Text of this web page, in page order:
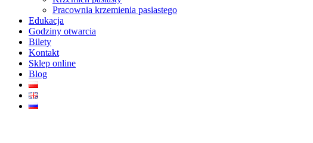
Pracownia krzemienia pasiastego
Edukacja
Godziny otwarcia
Bilety
Kontakt
Sklep online
Blog